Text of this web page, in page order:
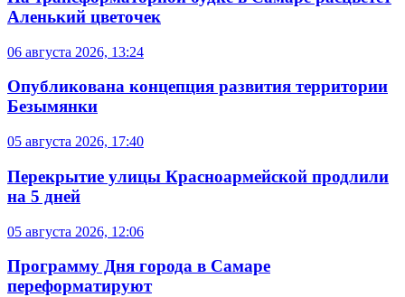
Аленький цветочек
06 августа 2026, 13:24
Опубликована концепция развития территории
Безымянки
05 августа 2026, 17:40
Перекрытие улицы Красноармейской продлили
на 5 дней
05 августа 2026, 12:06
Программу Дня города в Самаре
переформатируют